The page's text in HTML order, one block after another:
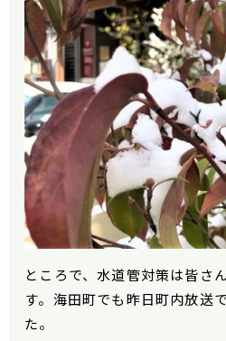
ところで、水道管対策は皆さ
す。海田町でも昨日町内放送
た。